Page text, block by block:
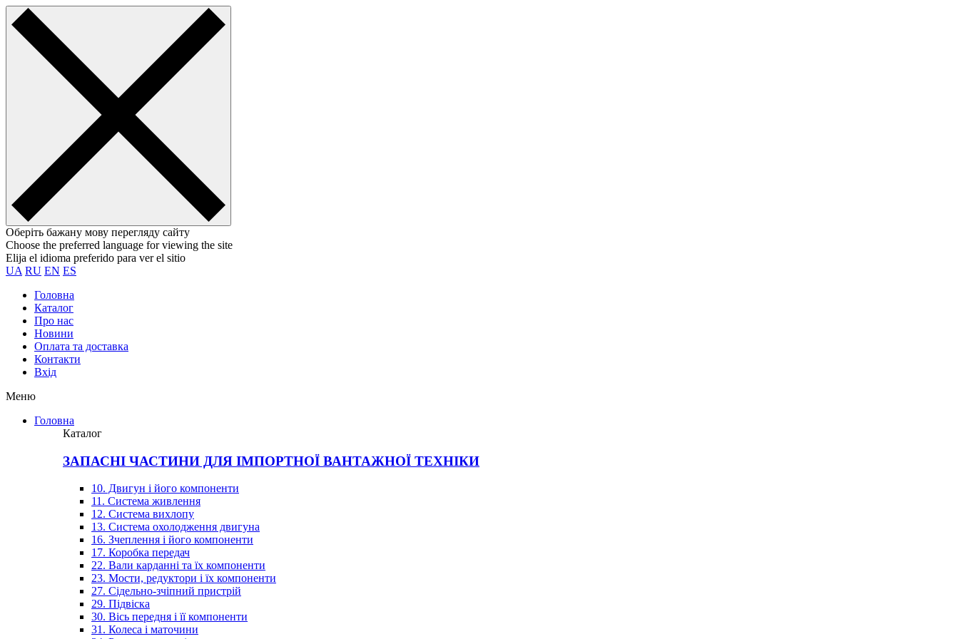
Оберіть бажану мову перегляду сайту
Choose the preferred language for viewing the site
Elija el idioma preferido para ver el sitio
UA RU EN ES
Головна
Каталог
Про нас
Новини
Оплата та доставка
Контакти
Вхiд
Меню
Головна
Каталог
ЗАПАСНІ ЧАСТИНИ ДЛЯ ІМПОРТНОЇ ВАНТАЖНОЇ ТЕХНІКИ
10. Двигун і його компоненти
11. Система живлення
12. Система вихлопу
13. Система охолодження двигуна
16. Зчеплення і його компоненти
17. Коробка передач
22. Вали карданні та їх компоненти
23. Мости, редуктори і їх компоненти
27. Сідельно-зчіпний пристрій
29. Підвіска
30. Вісь передня і її компоненти
31. Колеса і маточини